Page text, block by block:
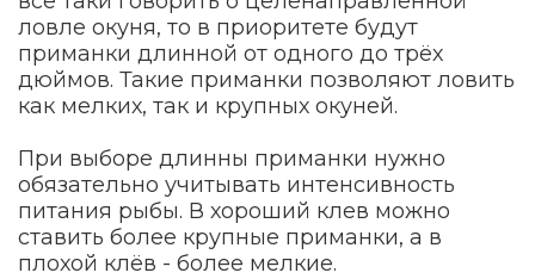
ловле окуня, то в приоритете будут
приманки длинной от одного до трёх
дюймов. Такие приманки позволяют ловить
как мелких, так и крупных окуней.
При выборе длинны приманки нужно
обязательно учитывать интенсивность
питания рыбы. В хороший клев можно
ставить более крупные приманки, а в
плохой клёв - более мелкие.